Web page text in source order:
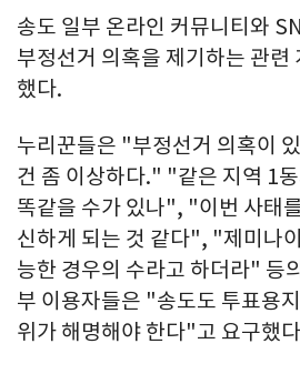
송도 일부 온라인 커뮤니티와
부정선거 의혹을 제기하는 관련
했다.
누리꾼들은 "부정선거 의혹이
건 좀 이상하다." "같은 지역 1
똑같을 수가 있나", "이번 사태
신하게 되는 것 같다", "제미나
능한 경우의 수라고 하더라" 등
부 이용자들은 "송도도 투표용
위가 해명해야 한다"고 요구했